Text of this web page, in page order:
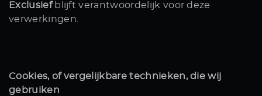
Exclusiefblijft verantwoordelijk voor deze
verwerkingen.
Cookies, of vergelijkbare technieken, die wij
gebruiken